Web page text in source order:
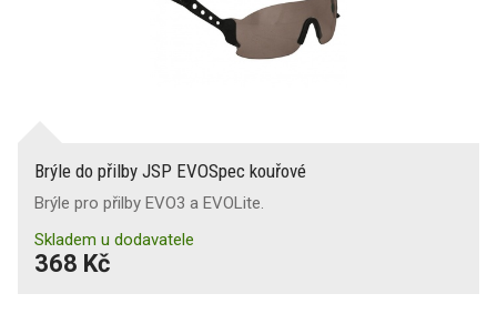
Brýle do přilby JSP EVOSpec kouřové
Brýle pro přilby EVO3 a EVOLite.
Skladem u dodavatele
368 Kč